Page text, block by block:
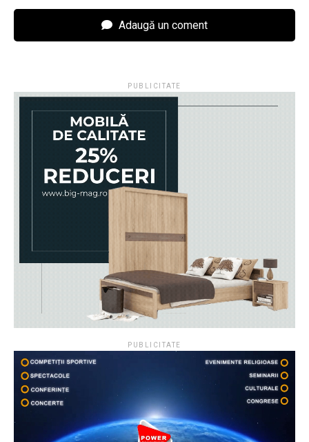
Adaugă un coment
PUBLICITATE
PUBLICITATE